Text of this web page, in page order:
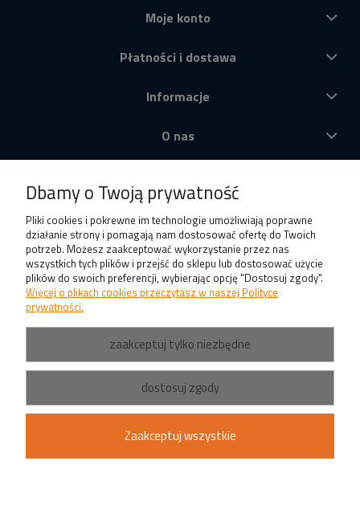
Moje konto
Płatności i dostawa
Informacje
O nas
Dbamy o Twoją prywatność
Pliki cookies i pokrewne im technologie umożliwiają poprawne
działanie strony i pomagają nam dostosować ofertę do Twoich
potrzeb. Możesz zaakceptować wykorzystanie przez nas
wszystkich tych plików i przejść do sklepu lub dostosować użycie
plików do swoich preferencji, wybierając opcję "Dostosuj zgody".
Więcej o plikach cookies przeczytasz w naszej Polityce
prywatności.
zaakceptuj tylko niezbędne
dostosuj zgody
Zaakceptuj wszystkie